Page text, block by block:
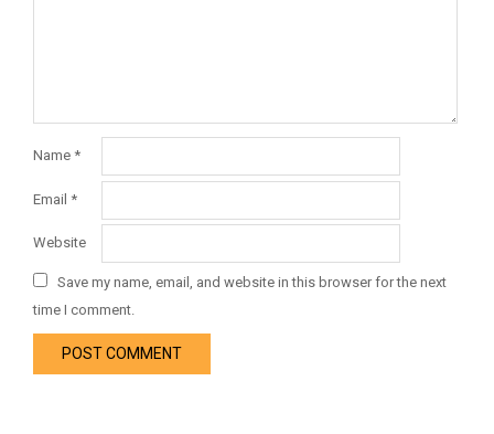
Name *
Email *
Website
Save my name, email, and website in this browser for the next
time I comment.